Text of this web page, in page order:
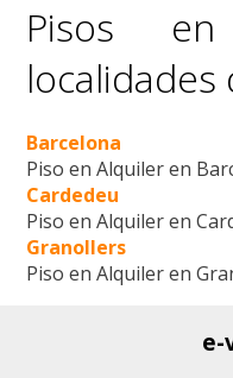
Pisos
localidades
Barcelona
Piso en Alquiler en
Cardedeu
Piso en Alquiler en
Granollers
Piso en Alquiler en
e-